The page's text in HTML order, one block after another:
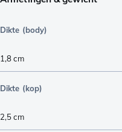
Dikte (body)
1,8cm
Dikte (kop)
2,5cm